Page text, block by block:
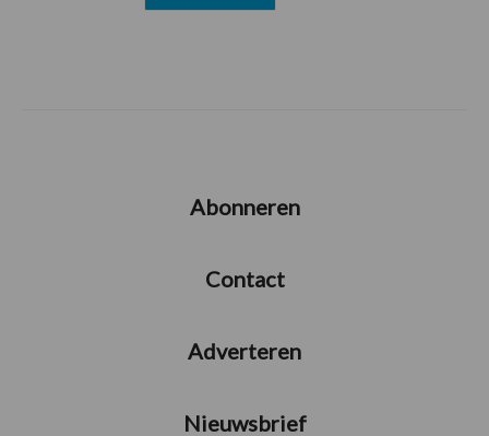
Abonneren
Contact
Adverteren
Nieuwsbrief